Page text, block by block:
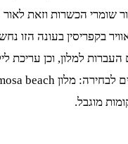
הכשרות וזאת
בקפריסין בעונה הזו
למלון, וכן עריכת
מוגבל.